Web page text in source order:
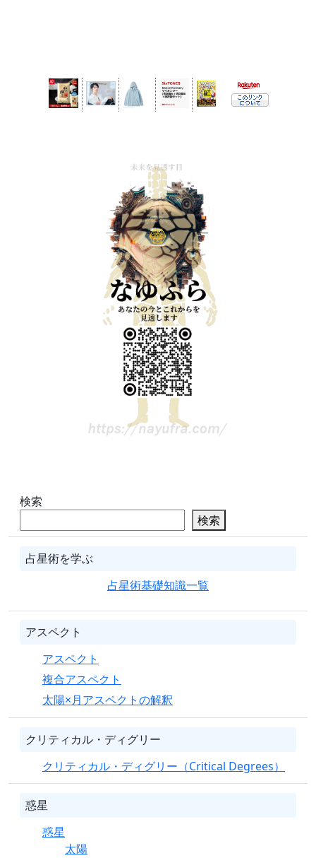
検索
検索
占星術を学ぶ
占星術基礎知識一覧
アスペクト
アスペクト
複合アスペクト
太陽×月アスペクトの解釈
クリティカル・ディグリー
クリティカル・ディグリー（Critical Degrees）
惑星
惑星
太陽